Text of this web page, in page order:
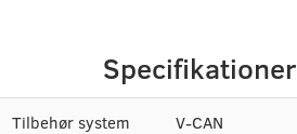
Specifikationer
Tilbehør system V-CAN